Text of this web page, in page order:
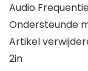
Audio
Ondersteunde
Artikel
2in